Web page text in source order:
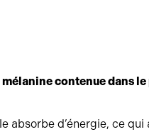
mélanine contenue dans
absorbe d’énergie, ce